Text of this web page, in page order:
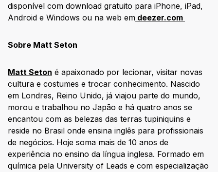
disponível com download gratuito para iPhone, iPad,
Android e Windows ou na web em deezer.com
Sobre Matt Seton
Matt Seton é apaixonado por lecionar, visitar novas
cultura e costumes e trocar conhecimento. Nascido
em Londres, Reino Unido, já viajou parte do mundo,
morou e trabalhou no Japão e há quatro anos se
encantou com as belezas das terras tupiniquins e
reside no Brasil onde ensina inglês para profissionais
de negócios. Hoje soma mais de 10 anos de
experiência no ensino da língua inglesa. Formado em
química pela University of Leads e com especialização